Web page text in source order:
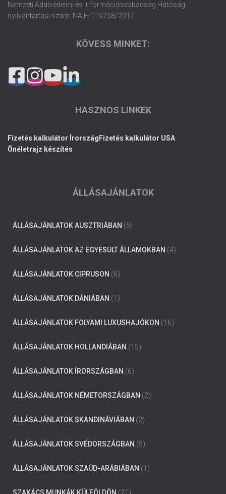
Nemzeti Adatvédelmi és Információszabadság Hatóság
nyilvántartási szám: NAIH-119758/2017
KÖVESS MINKET:
HASZNOS LINKEK
Fizetés kalkulátor Írország Fizetés kalkulátor USA
Önéletrajz készítés
ÁLLÁSAJÁNLATOK
ÁLLÁSAJÁNLATOK AUSZTRIÁBAN (5)
ÁLLÁSAJÁNLATOK AZ EGYESÜLT ÁLLAMOKBAN (4)
ÁLLÁSAJÁNLATOK CIPRUSON (6)
ÁLLÁSAJÁNLATOK DÁNIÁBAN (1)
ÁLLÁSAJÁNLATOK FOLYAMI LUXUSHAJÓKON (16)
ÁLLÁSAJÁNLATOK HOLLANDIÁBAN (15)
ÁLLÁSAJÁNLATOK ÍRORSZÁGBAN (6)
ÁLLÁSAJÁNLATOK NÉMETORSZÁGBAN (2)
ÁLLÁSAJÁNLATOK SKANDINÁVIÁBAN (2)
ÁLLÁSAJÁNLATOK SVÉDORSZÁGBAN (5)
ÁLLÁSAJÁNLATOK SZAÚD-ARÁBIÁBAN (1)